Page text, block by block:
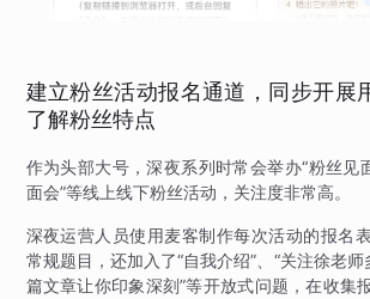
建立粉丝活动报名通道，同步开展
了解粉丝特点
作为头部大号，深夜系列时常会举办“粉丝见
面会”等线上线下粉丝活动，关注度非常高。
深夜运营人员使用麦客制作每次活动的报名
常规题目，还加入了“自我介绍”、“关注徐老师
篇文章让你印象深刻”等开放式问题，在收集